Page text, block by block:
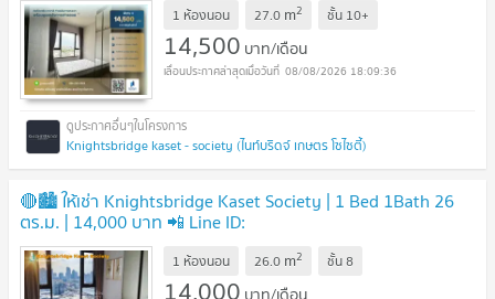
1 ห้องนอน 27.0 m2 ชั้น 10+
14,500 บาท/เดือน
08/08/2026 18:09:36
Knightsbridge kaset - society (ไนท์บริดจ์ เกษตร โซไซตี้)
🔴🏙 ให้เช่า Knightsbridge Kaset Society | 1 Bed 1Bath 26
ตร.ม. | 14,000 บาท 📲 Line ID:
0842932624/Junesone520
1 ห้องนอน 26.0 m2 ชั้น8